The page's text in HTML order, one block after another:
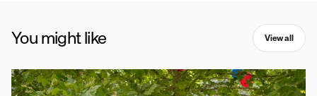
You might like View all